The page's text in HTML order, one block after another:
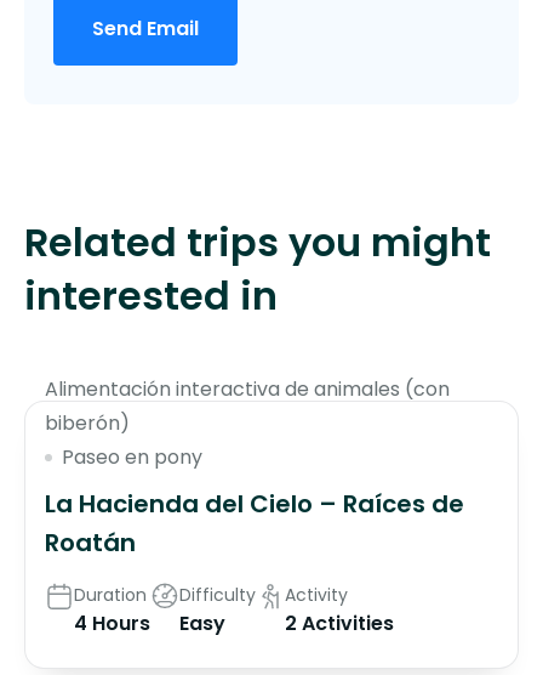
Send Email
Related trips you might
interested in
Alimentación interactiva de animales (con
biberón)
Paseo en pony
La Hacienda del Cielo – Raíces de
Roatán
Duration
4 Hours
Difficulty
Easy
Activity
2 Activities